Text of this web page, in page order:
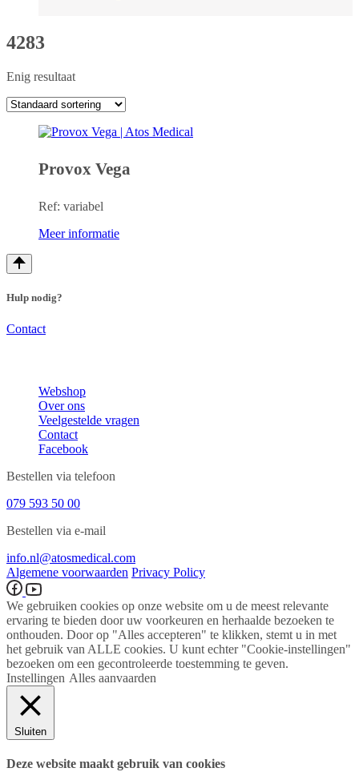
4283
Enig resultaat
Provox Vega
Ref: variabel
Meer informatie
Hulp nodig?
Contact
Webshop
Over ons
Veelgestelde vragen
Contact
Facebook
Bestellen via telefoon
079 593 50 00
Bestellen via e-mail
info.nl@atosmedical.com
Algemene voorwaarden Privacy Policy
We gebruiken cookies op onze website om u de meest relevante
ervaring te bieden door uw voorkeuren en herhaalde bezoeken te
onthouden. Door op "Alles accepteren" te klikken, stemt u in met
het gebruik van ALLE cookies. U kunt echter "Cookie-instellingen"
bezoeken om een ​​gecontroleerde toestemming te geven.
Instellingen Alles aanvaarden
Sluiten
Deze website maakt gebruik van cookies